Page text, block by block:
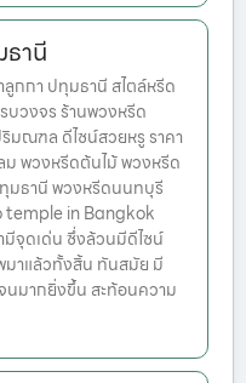
านี
กกา ปทุมธานี สไตล์หรีด
วงจร ร้านพวงหรีด
มณฑล ดีไซน์สวยหรู ราคา
พวงหรีดต้นไม้ พวงหรีด
มธานี พวงหรีดนนทบุรี
in Bangkok
มีจุดเด่น ซึ่งล้วนมีดีไซน์
มาแล้วทั้งสิ้น ทันสมัย มี
นมากยิ่งขึ้น สะท้อนความ